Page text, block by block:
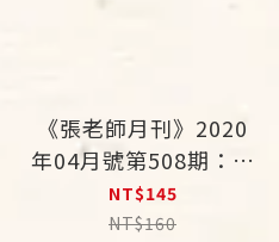
《張老師月刊》2020
年04月號第508期：長
大的你，更要冒險！一
起來上探索教育
NT$145
NT$160